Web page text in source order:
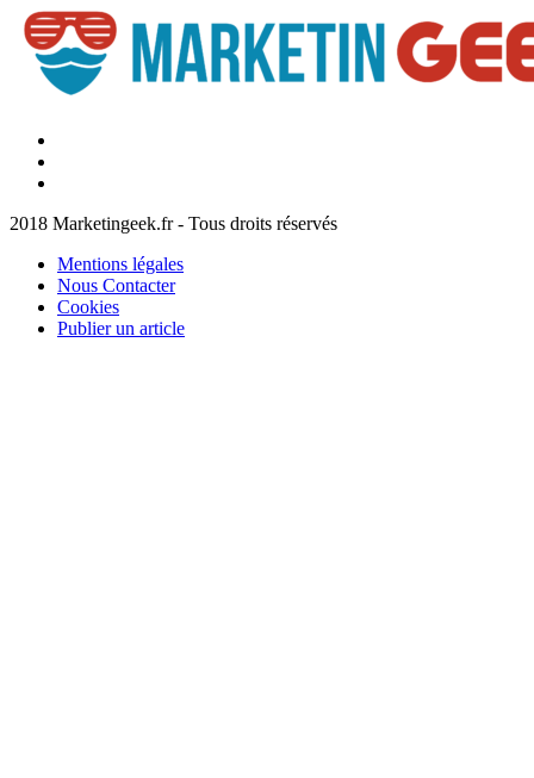
2018 Marketingeek.fr - Tous droits réservés
Mentions légales
Nous Contacter
Cookies
Publier un article